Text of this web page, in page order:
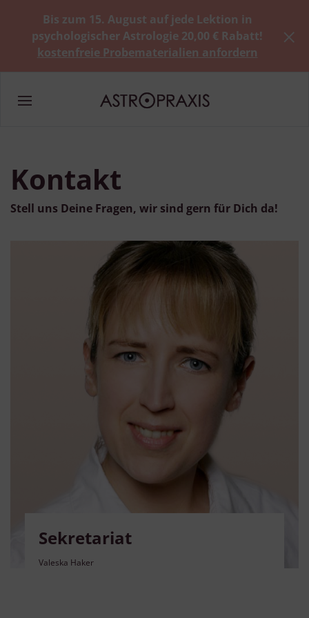
Bis zum 15. August auf jede Lektion in
psychologischer Astrologie 20,00 € Rabatt!
kostenfreie Probematerialien anfordern
Kontakt
Stell uns Deine Fragen, wir sind gern für Dich da!
Sekretariat
Valeska Haker